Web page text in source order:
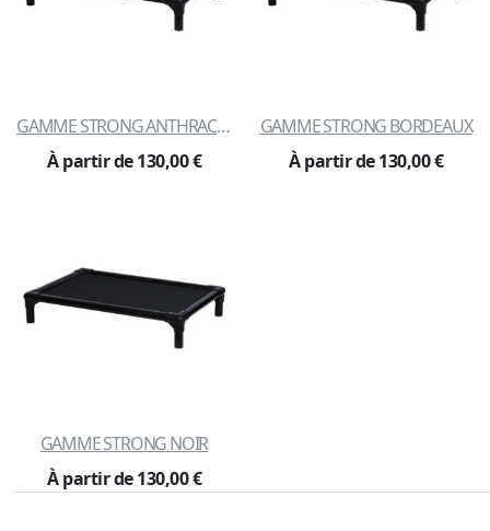
GAMME STRONG ANTHRACITE
À partir de 130,00 €
GAMME STRONG BORDEAUX
À partir de 130,00 €
GAMME STRONG NOIR
À partir de 130,00 €